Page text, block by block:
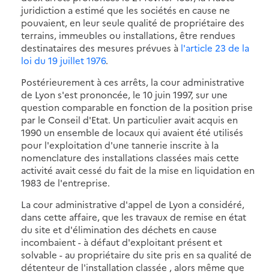
juridiction a estimé que les sociétés en cause ne
pouvaient, en leur seule qualité de propriétaire des
terrains, immeubles ou installations, être rendues
destinataires des mesures prévues à l'article 23 de la
loi du 19 juillet 1976.
Postérieurement à ces arrêts, la cour administrative
de Lyon s'est prononcée, le 10 juin 1997, sur une
question comparable en fonction de la position prise
par le Conseil d'Etat. Un particulier avait acquis en
1990 un ensemble de locaux qui avaient été utilisés
pour l'exploitation d'une tannerie inscrite à la
nomenclature des installations classées mais cette
activité avait cessé du fait de la mise en liquidation en
1983 de l'entreprise.
La cour administrative d'appel de Lyon a considéré,
dans cette affaire, que les travaux de remise en état
du site et d'élimination des déchets en cause
incombaient - à défaut d'exploitant présent et
solvable - au propriétaire du site pris en sa qualité de
détenteur de l'installation classée , alors même que